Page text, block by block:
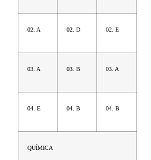
02. A 02. D 02. E
03. A 03. B 03. A
04. E 04. B 04. B
QUÍMICA